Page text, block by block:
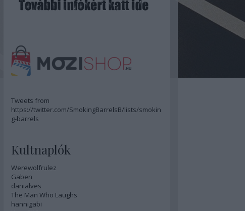
Tweets from
https://twitter.com/SmokingBarrelsB/lists/smokin
g-barrels
Kultnaplók
Werewolfrulez
Gaben
danialves
The Man Who Laughs
hannigabi